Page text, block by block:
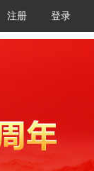
注册 登录